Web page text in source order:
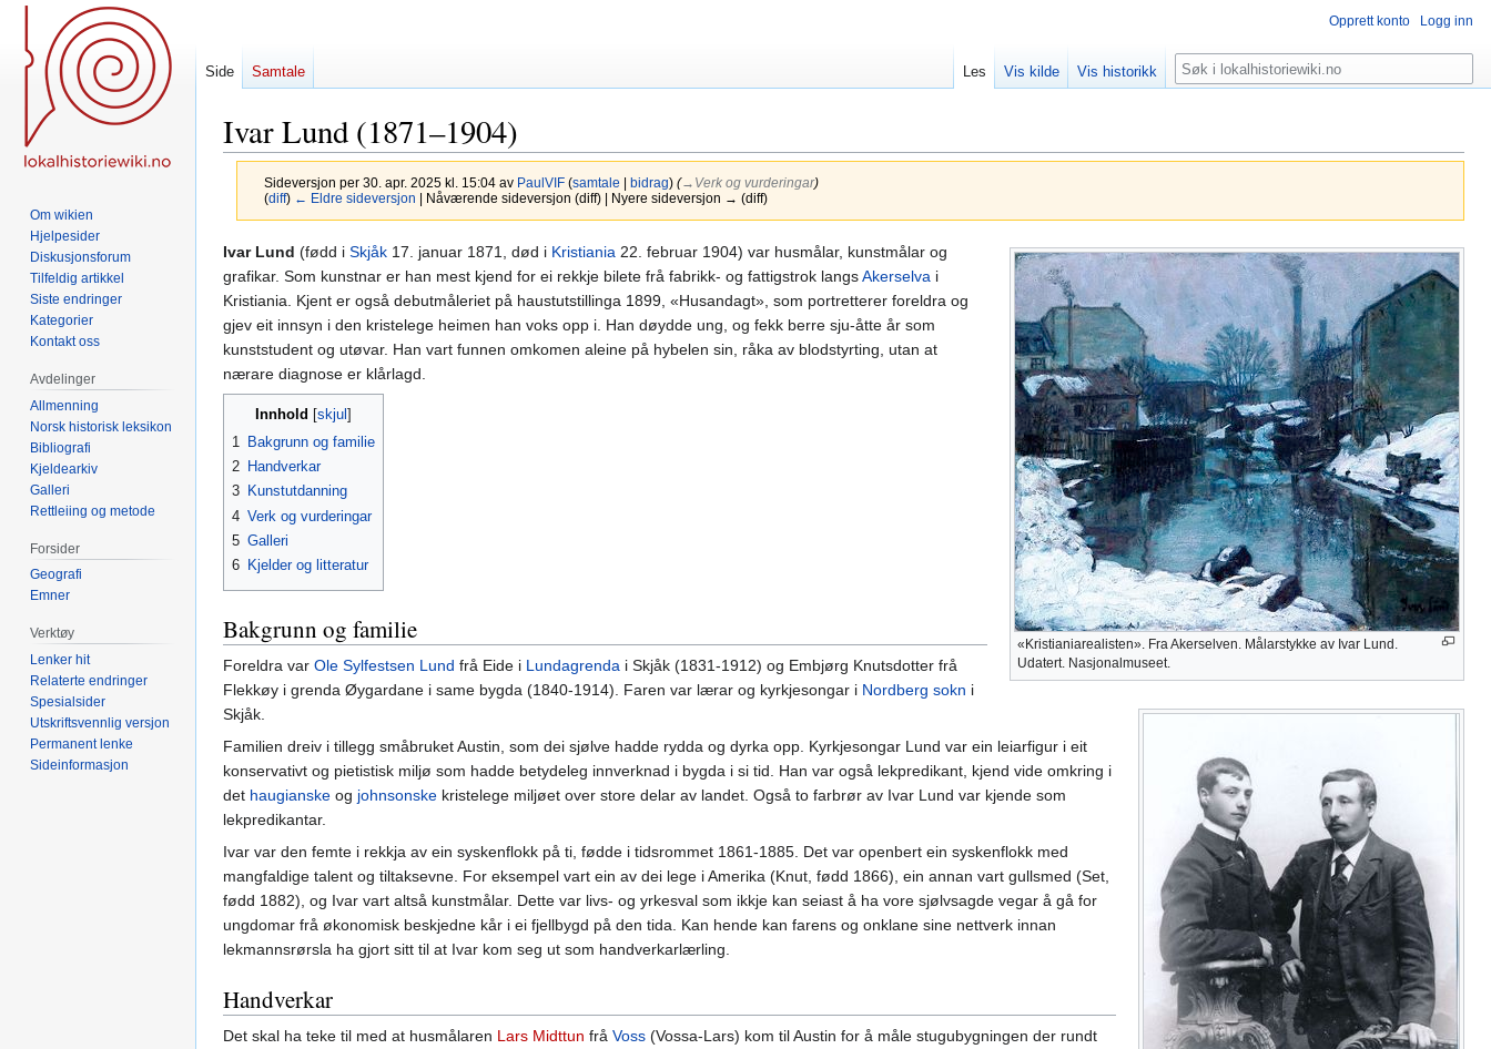
Ivar Lund (1871–1904)
Sideversjon per 30. apr. 2025 kl. 15:04 av PaulVIF (samtale bidrag) (→‎Verk og vurderingar)
(diff) ← Eldre sideversjon | Nåværende sideversjon (diff) | Nyere sideversjon → (diff)
Hopp
til
navigering
Hopp
til
søk
«Kristianiarealisten». Fra Akerselven. Målarstykke av Ivar Lund.
Udatert. Nasjonalmuseet.
Ivar Lund (fødd i Skjåk 17. januar 1871, død i Kristiania 22. februar 1904) var husmålar, kunstmålar og
grafikar. Som kunstnar er han mest kjend for ei rekkje bilete frå fabrikk- og fattigstrok langsAkerselva i
Kristiania. Kjent er også debutmåleriet på haustutstillinga 1899, «Husandagt», som portretterer foreldra og
gjev eit innsyn i den kristelege heimen han voks opp i. Han døydde ung, og fekk berre sju-åtte år som
kunststudent og utøvar. Han vart funnen omkomen aleine på hybelen sin, råka av blodstyrting, utan at
nærare diagnose er klårlagd.
Innhold
1
Bakgrunn og familie
2 Handverkar
3 Kunstutdanning
4 Verk og vurderingar
5 Galleri
6 Kjelder og litteratur
Bakgrunn og familie
Foreldra var Ole Sylfestsen Lund frå Eide i Lundagrenda i Skjåk (1831-1912) og Embjørg Knutsdotter frå
Flekkøy i grenda Øygardane i same bygda (1840-1914). Faren var lærar og kyrkjesongar i Nordberg sokn i
Skjåk.
Familien dreiv i tillegg småbruket Austin, som dei sjølve hadde rydda og dyrka opp. Kyrkjesongar Lund var ein leiarfigur i eit
konservativt og pietistisk miljø som hadde betydeleg innverknad i bygda i si tid. Han var også lekpredikant, kjend vide omkring i
det haugianske og johnsonske kristelege miljøet over store delar av landet. Også to farbrør av Ivar Lund var kjende som
lekpredikantar.
Ivar var den femte i rekkja av ein syskenflokk på ti, fødde i tidsrommet 1861-1885. Det var openbert ein syskenflokk med
mangfaldige talent og tiltaksevne. For eksempel vart ein av dei lege i Amerika (Knut, fødd 1866), ein annan vart gullsmed (Set,
fødd 1882), og Ivar vart altså kunstmålar. Dette var livs- og yrkesval som ikkje kan seiast å ha vore sjølvsagde vegar å gå for
ungdomar frå økonomisk beskjedne kår i ei fjellbygd på den tida. Kan hende kan farens og onklane sine nettverk innan
lekmannsrørsla ha gjort sitt til at Ivar kom seg ut som handverkarlærling.
Handverkar
Det skal ha teke til med at husmålaren Lars Midttun frå Voss (Vossa-Lars) kom til Austin for å måle stugubygningen der rundt
Opprett konto Logg inn
Side Samtale Les Vis kilde Vis historikk Søk
Om wikien
Hjelpesider
Diskusjonsforum
Tilfeldig artikkel
Siste endringer
Kategorier
Kontakt oss
Avdelinger
Allmenning
Norsk historisk leksikon
Bibliografi
Kjeldearkiv
Galleri
Rettleiing og metode
Forsider
Geografi
Emner
Verktøy
Lenker hit
Relaterte endringer
Spesialsider
Utskriftsvennlig versjon
Permanent lenke
Sideinformasjon